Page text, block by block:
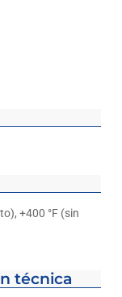
+400 °F (sin
técnica